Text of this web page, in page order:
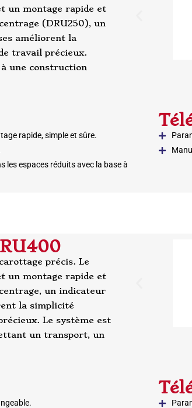
un montage rapide et
(DRU250), un
améliorent la
travail précieux.
une construction
rapide, simple et sûre.
les espaces réduits avec la base à
précis. Le
un montage rapide et
un indicateur
la simplicité
Le système est
un transport, un